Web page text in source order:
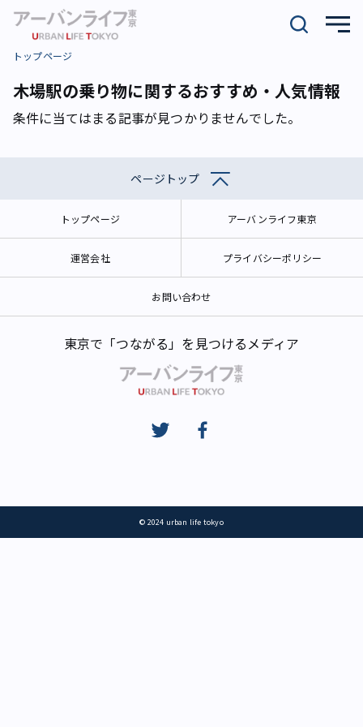
トップページ
木場駅の乗り物に関するおすすめ・人気情報
条件に当てはまる記事が見つかりませんでした。
ページトップ
トップページ アーバンライフ東京
運営会社 プライバシーポリシー
お問い合わせ
東京で「つながる」を見つけるメディア
© 2024 urban life tokyo